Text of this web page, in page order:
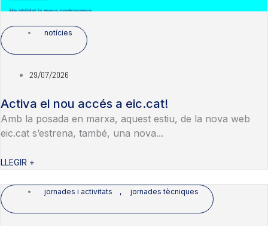
notícies
29/07/2026
Activa el nou accés a eic.cat!
Amb la posada en marxa, aquest estiu, de la nova web
eic.cat s’estrena, també, una nova...
LLEGIR +
jornades i activitats , jornades tècniques